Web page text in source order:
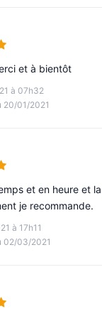
5
à 07h32
20/01/2021
et à bientôt
5
à 17h11
02/03/2021
et en heure et
je recommande.
5